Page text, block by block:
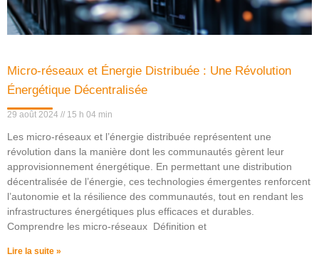
Micro-réseaux et Énergie Distribuée : Une Révolution
Énergétique Décentralisée
29 août 2024 15 h 04 min
Les micro-réseaux et l’énergie distribuée représentent une
révolution dans la manière dont les communautés gèrent leur
approvisionnement énergétique. En permettant une distribution
décentralisée de l’énergie, ces technologies émergentes renforcent
l’autonomie et la résilience des communautés, tout en rendant les
infrastructures énergétiques plus efficaces et durables.
Comprendre les micro-réseaux Définition et
Lire la suite »